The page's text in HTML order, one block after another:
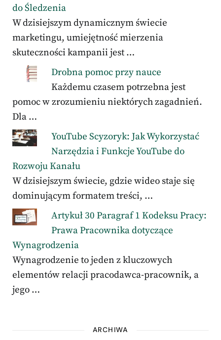
do Śledzenia
W dzisiejszym dynamicznym świecie
marketingu, umiejętność mierzenia
skuteczności kampanii jest …
Drobna pomoc przy nauce
Każdemu czasem potrzebna jest
pomoc w zrozumieniu niektórych zagadnień.
Dla …
YouTube Scyzoryk: Jak Wykorzystać
Narzędzia i Funkcje YouTube do
Rozwoju Kanału
W dzisiejszym świecie, gdzie wideo staje się
dominującym formatem treści, …
Artykuł 30 Paragraf 1 Kodeksu Pracy:
Prawa Pracownika dotyczące
Wynagrodzenia
Wynagrodzenie to jeden z kluczowych
elementów relacji pracodawca-pracownik, a
jego …
ARCHIWA